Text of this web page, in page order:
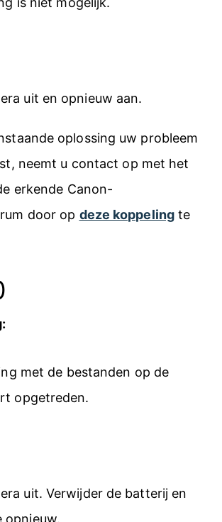
uit en opnieuw aan.
oplossing uw probleem
neemt u contact op met het
erkende Canon-
door op deze koppelingte
met de bestanden op de
opgetreden.
uit. Verwijder de batterij en
opnieuw.